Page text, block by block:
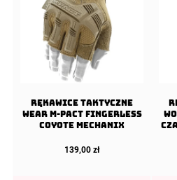
Rękawice taktyczne
Wear M-Pact Fingerless
Coyote Mechanix
139,00 zł